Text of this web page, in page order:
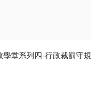
學堂系列四-行政裁罰守